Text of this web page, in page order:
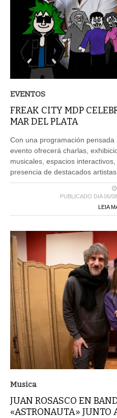
EVENTOS
FREAK CITY MDP
MAR DEL PLATA
Con una programación
evento ofrecerá charlas,
musicales, espacios
presencia de destacados
PUBLICADO DIA 06/
LEIA
Musica
JUAN ROSASCO EN
«ASTRONAUTA»